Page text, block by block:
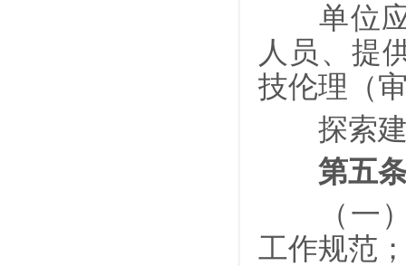
单位应
人员、提
技伦理（
探索建
第五
（一）
工作规范